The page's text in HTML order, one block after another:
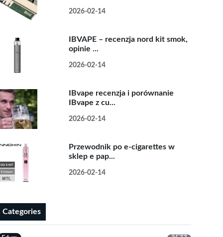
2026-02-14
IBVAPE – recenzja nord kit smok,
opinie ...
2026-02-14
IBvape recenzja i porównanie
IBvape z cu...
2026-02-14
Przewodnik po e-cigarettes w
sklep e pap...
2026-02-14
Categories